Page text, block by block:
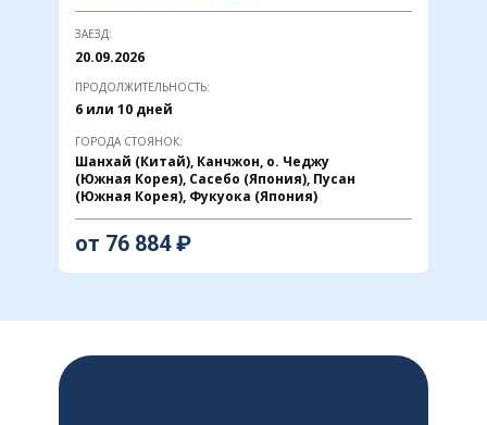
ЗАЕЗД:
20.09.2026
ПРОДОЛЖИТЕЛЬНОСТЬ:
6 или 10 дней
ГОРОДА СТОЯНОК:
Шанхай (Китай), Канчжон, о. Чеджу
(Южная Корея), Сасебо (Япония), Пусан
(Южная Корея), Фукуока (Япония)
от ​76 884 ₽